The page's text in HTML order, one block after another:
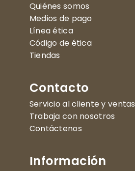
Quiénes somos
Medios de pago
Línea ética
Código de ética
Tiendas
Contacto
Servicio al cliente y ventas
Trabaja con nosotros
Contáctenos
Información